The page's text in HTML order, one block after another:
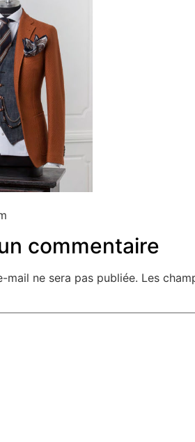
commentaire
mail ne sera pas publiée. Les